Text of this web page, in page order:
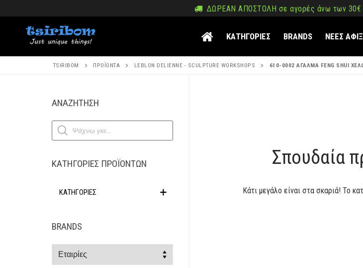
στο
περιεχόμενο
ΔΩΡΕΑΝ ΑΠΟΣΤΟΛΗ σε αγορές άνω των 30€
ΚΑΤΗΓΟΡΙΕΣ BRANDS ΝΕΕΣ
TSIRIBOM ΠΡΟΪΌΝΤΑ LEBLON DELIENNE - SCULPTURE WORKSHOPS 610-0002 ΑΓΑΛΜΑ FENG SHUI
Σπουδαία
Κάτι μεγάλο είναι στα σκαριά! Το
ΑΝΑΖΗΤΗΣΗ
Products
search
ΚΑΤΗΓΟΡΊΕΣ ΠΡΟΪΌΝΤΩΝ
ΚΑΤΗΓΟΡΙΕΣ
BRANDS